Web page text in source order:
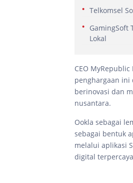
Telkomsel
GamingSoft
Lokal
CEO
penghargaan ini
berinovasi dan
nusantara.
Ookla sebagai
sebagai bentuk
melalui aplikasi
digital